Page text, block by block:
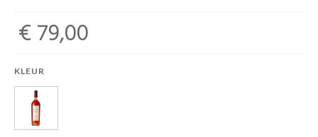
€ 79,00
KLEUR